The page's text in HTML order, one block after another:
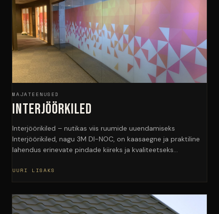
MAJATEENUSED
Interjöörkiled
Interjöörikiled – nutikas viis ruumide uuendamiseks
Interjöörikiled, nagu 3M DI-NOC, on kaasaegne ja praktiline
lahendus erinevate pindade kiireks ja kvaliteetseks…
UURI LISAKS